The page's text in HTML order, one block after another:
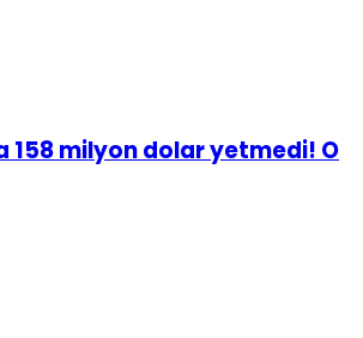
158 milyon dolar yetmedi! O